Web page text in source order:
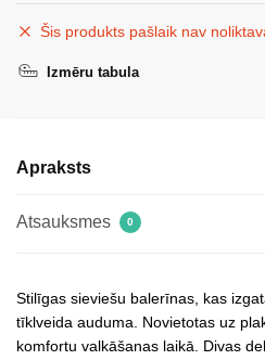
Šis produkts pašlaik nav
Izmēru tabula
Apraksts
Atsauksmes 0
Stilīgas sieviešu balerīnas, kas
tīklveida auduma. Novietotas uz
komfortu valkāšanas laikā. Divas